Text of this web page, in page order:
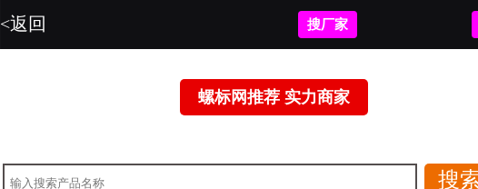
<返回 搜厂家
螺标网推荐 实力商家